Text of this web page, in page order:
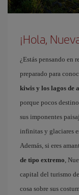
¡Hola,
¿Estás pensando en
preparado para
kiwis y los lagos de
porque pocos
sus imponentes
infinitas y glaciares
Además, si eres
de tipo extremo ,
capital del turismo
cosa sobre sus